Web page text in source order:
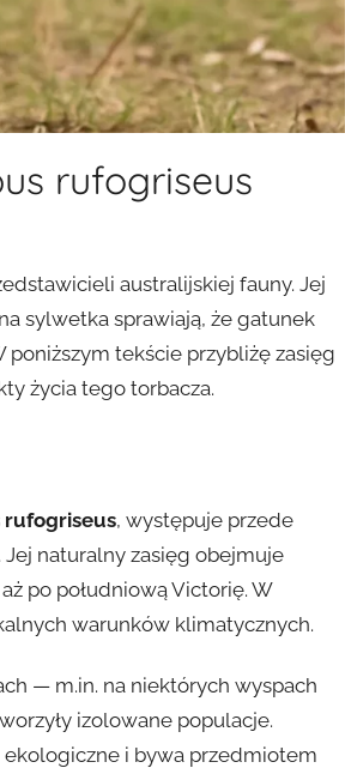
rufogriseus
australijskiej fauny. Jej
sylwetka sprawiają, że gatunek
tekście przybliżę zasięg
życia tego torbacza.
rufogriseus, występuje przede
. Jej naturalny zasięg obejmuje
po południową Victorię. W
warunków klimatycznych.
— m.in. na niektórych wyspach
izolowane populacje.
ekologiczne i bywa przedmiotem